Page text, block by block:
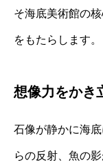
そ海底美術館の
をもたらします。
想像力をかき
石像が静かに海
らの反射、魚の